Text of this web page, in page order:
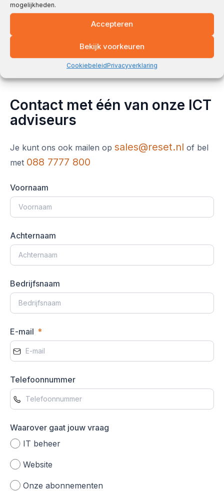
mogelijkheden.
Accepteren
Bekijk voorkeuren
CookiebeleidPrivacyverklaring
Contact met één van onze ICT
adviseurs
Je kunt ons ook mailen op sales@reset.nl of bel
met 088 7777 800
Voornaam
Achternaam
Bedrijfsnaam
E-mail
Telefoonnummer
Waarover gaat jouw vraag
IT beheer
Website
Onze abonnementen